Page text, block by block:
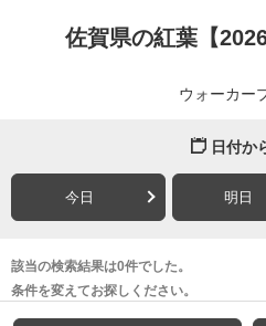
佐賀県の紅葉【
ウォーカー
日付か
今日 明日
該当の検索結果は0件でした。
条件を変えてお探しください。